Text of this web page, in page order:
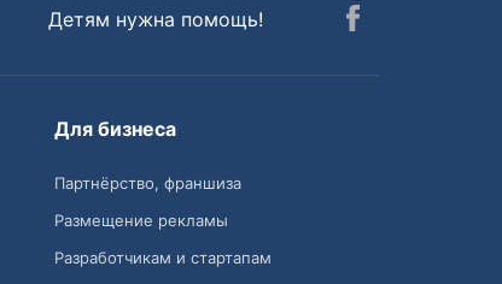
Детям нужна помощь!
Для бизнеса
Партнёрство, франшиза
Размещение рекламы
Разработчикам и стартапам